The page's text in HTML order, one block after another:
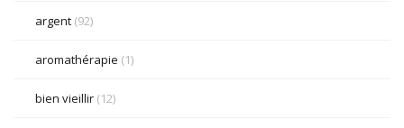
argent (92)
aromathérapie (1)
bien vieillir (12)